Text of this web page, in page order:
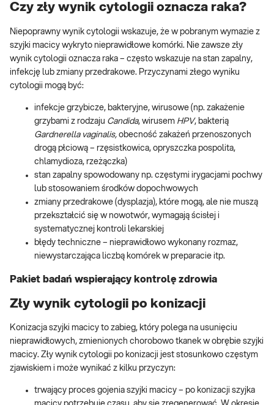
Czy zły wynik cytologii oznacza raka?
Niepoprawny wynik cytologii wskazuje, że w pobranym wymazie z
szyjki macicy wykryto nieprawidłowe komórki. Nie zawsze zły
wynik cytologii oznacza raka – często wskazuje na stan zapalny,
infekcję lub zmiany przedrakowe. Przyczynami złego wyniku
cytologii mogą być:
infekcje grzybicze, bakteryjne, wirusowe (np. zakażenie
grzybami z rodzaju Candida, wirusem HPV, bakterią
Gardnerella vaginalis, obecność zakażeń przenoszonych
drogą płciową – rzęsistkowica, opryszczka pospolita,
chlamydioza, rzeżączka)
stan zapalny spowodowany np. częstymi irygacjami pochwy
lub stosowaniem środków dopochwowych
zmiany przedrakowe (dysplazja), które mogą, ale nie muszą
przekształcić się w nowotwór, wymagają ścisłej i
systematycznej kontroli lekarskiej
błędy techniczne – nieprawidłowo wykonany rozmaz,
niewystarczająca liczbą komórek w preparacie itp.
Pakiet badań wspierający kontrolę zdrowia
Zły wynik cytologii po konizacji
Konizacja szyjki macicy to zabieg, który polega na usunięciu
nieprawidłowych, zmienionych chorobowo tkanek w obrębie szyjki
macicy. Zły wynik cytologii po konizacji jest stosunkowo częstym
zjawiskiem i może wynikać z kilku przyczyn:
trwający proces gojenia szyjki macicy – po konizacji szyjka